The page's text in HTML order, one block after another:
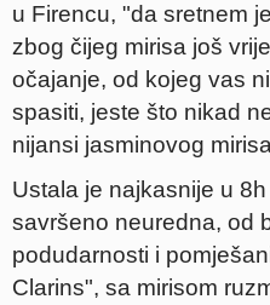
u Firencu, "da sretnem
zbog čijeg mirisa još
očajanje, od kojeg vas
spasiti, jeste što nikad
nijansi jasminovog
Ustala je najkasnije u
savršeno neuredna, od
podudarnosti i
Clarins", sa mirisom